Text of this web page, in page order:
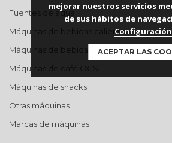
Fuentes de agua
Máquinas de bebidas calientes
Máquinas de bebidas frías
Máquinas de café OCS
Máquinas de snacks
Otras máquinas
Marcas de máquinas
mejorar nuestros servicios
de sus hábitos de
Configuración
ACEPTAR LAS